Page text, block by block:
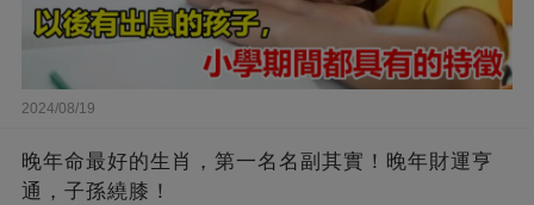
2024/08/19
晚年命最好的生肖，第一名名副其實！晚年財運亨
通，子孫繞膝！